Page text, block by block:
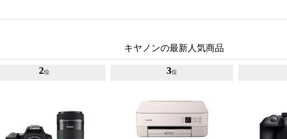
キヤノンの最新人気商品
2位 3位